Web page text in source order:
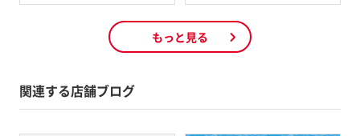
もっと見る
関連する店舗ブログ